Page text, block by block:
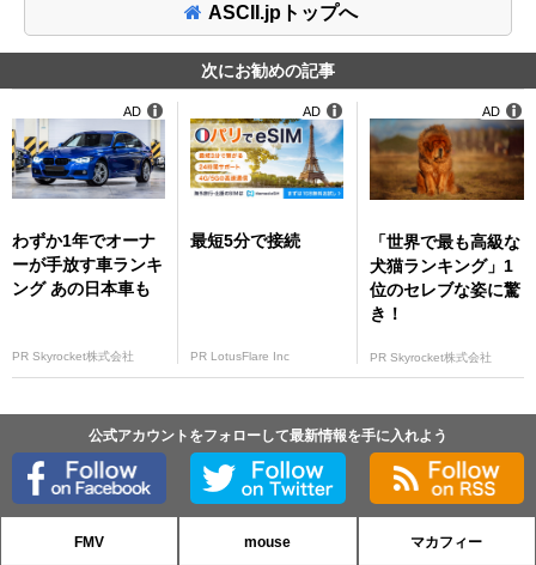
ASCII.jpトップへ
次にお勧めの記事
わずか1年でオーナ
ーが手放す車ランキ
ング あの日本車も
PR Skyrocket株式会社
AD
最短5分で接続
PR LotusFlare Inc
AD
「世界で最も高級な
犬猫ランキング」1
位のセレブな姿に驚
き！
PR Skyrocket株式会社
AD
公式アカウントをフォローして最新情報を手に入れよう
FMV mouse マカフィー